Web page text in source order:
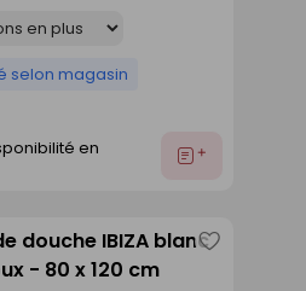
selon magasin
en
Ajouter
douche IBIZA blanc
- 80 x 120 cm